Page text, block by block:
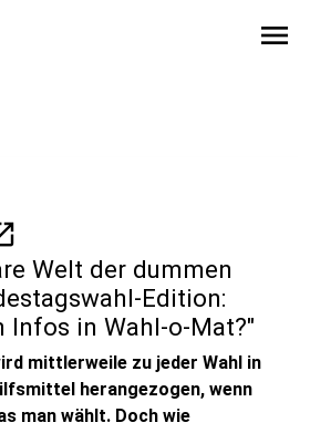
menu
Welt der dummen
Edition:
Infos in Wahl-o-Mat?"
mittlerweile zu jeder Wahl in
herangezogen, wenn
man wählt. Doch wie